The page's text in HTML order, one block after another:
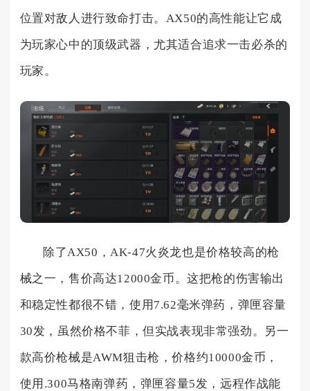
位置对敌人进行致命打击。AX50的高性能让它成
为玩家心中的顶级武器，尤其适合追求一击必杀的
玩家。
除了AX50，AK-47火炎龙也是价格较高的枪
械之一，售价高达12000金币。这把枪的伤害输出
和稳定性都很不错，使用7.62毫米弹药，弹匣容量
30发，虽然价格不菲，但实战表现非常强劲。另一
款高价枪械是AWM狙击枪，价格约10000金币，
使用.300马格南弹药，弹匣容量5发，远程作战能